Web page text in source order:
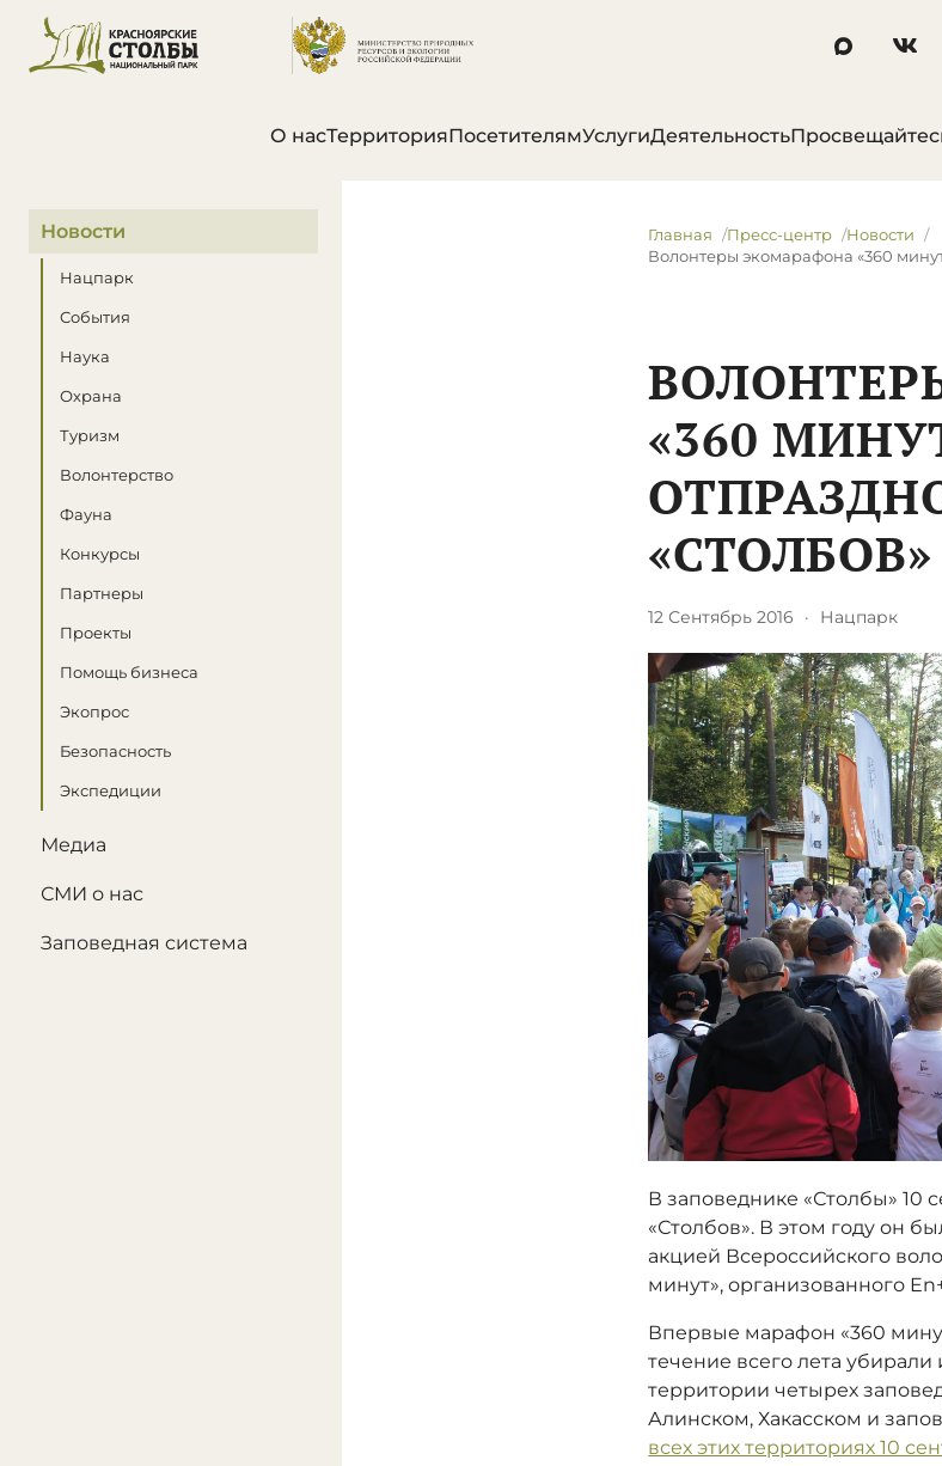
О насТерриторияПосетителямУслугиДеятельность
В этом разделе
Новости
Нацпарк
События
Наука
Охрана
Туризм
Волонтерство
Фауна
Конкурсы
Партнеры
Проекты
Помощь бизнеса
Экопрос
Безопасность
Экспедиции
Медиа
СМИ о нас
Заповедная система
Главная Пресс-центр
Новости
Волонтеры экомарафона «360
«360
«СТОЛБОВ»
12 Сентябрь 2016 · Нацпарк
В заповеднике «Столбы» 10
«Столбов». В этом году он
акцией Всероссийского
минут», организованного
Впервые марафон «360
течение всего лета
территории четырех
Алинском, Хакасском и
всех этих территориях 10